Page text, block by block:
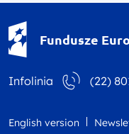
Fundusze
Infolinia (22)
English version